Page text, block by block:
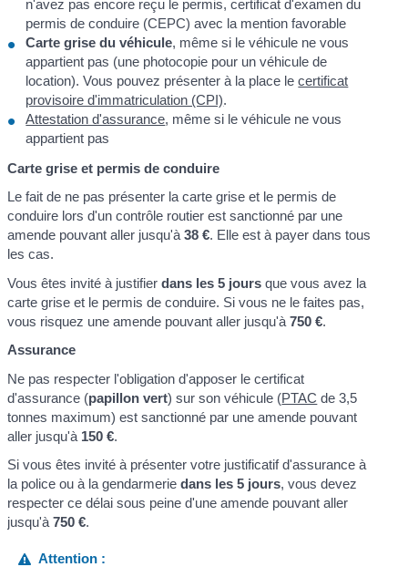
n'avez pas encore reçu le permis, certificat d'examen du
permis de conduire (CEPC) avec la mention favorable
Carte grise du véhicule, même si le véhicule ne vous
appartient pas (une photocopie pour un véhicule de
location). Vous pouvez présenter à la place lecertificat
provisoire d'immatriculation (CPI).
Attestation d'assurance, même si le véhicule ne vous
appartient pas
Carte grise et permis de conduire
Le fait de ne pas présenter la carte grise et le permis de
conduire lors d'un contrôle routier est sanctionné par une
amende pouvant aller jusqu'à38 €. Elle est à payer dans tous
les cas.
Vous êtes invité à justifierdans les 5 jours que vous avez la
carte grise et le permis de conduire. Si vous ne le faites pas,
vous risquez une amende pouvant aller jusqu'à750 €.
Assurance
Ne pas respecter l'obligation d'apposer le certificat
d'assurance (papillon vert) sur son véhicule (PTAC de 3,5
tonnes maximum) est sanctionné par une amende pouvant
aller jusqu'à 150 €.
Si vous êtes invité à présenter votre justificatif d'assurance à
la police ou à la gendarmeriedans les 5 jours, vous devez
respecter ce délai sous peine d'une amende pouvant aller
jusqu'à750 €.
Attention :